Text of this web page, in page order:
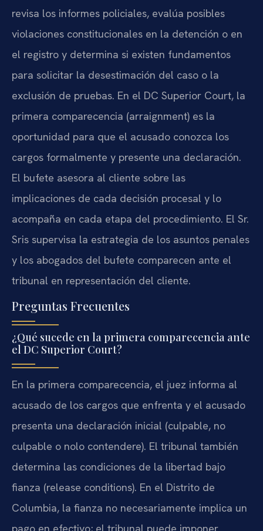
revisa los informes policiales, evalúa posibles
violaciones constitucionales en la detención o en
el registro y determina si existen fundamentos
para solicitar la desestimación del caso o la
exclusión de pruebas. En el DC Superior Court, la
primera comparecencia (arraignment) es la
oportunidad para que el acusado conozca los
cargos formalmente y presente una declaración.
El bufete asesora al cliente sobre las
implicaciones de cada decisión procesal y lo
acompaña en cada etapa del procedimiento. El Sr.
Sris supervisa la estrategia de los asuntos penales
y los abogados del bufete comparecen ante el
tribunal en representación del cliente.
Preguntas Frecuentes
¿Qué sucede en la primera comparecencia ante
el DC Superior Court?
En la primera comparecencia, el juez informa al
acusado de los cargos que enfrenta y el acusado
presenta una declaración inicial (culpable, no
culpable o nolo contendere). El tribunal también
determina las condiciones de la libertad bajo
fianza (release conditions). En el Distrito de
Columbia, la fianza no necesariamente implica un